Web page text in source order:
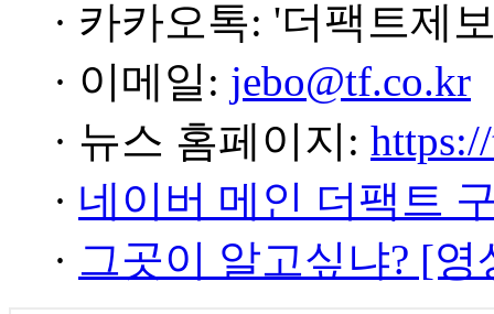
· 카카오톡: '더팩트제
· 이메일: jebo@tf.co.kr
· 뉴스 홈페이지:
· 네이버 메인 더팩트
· 그곳이 알고싶냐? [